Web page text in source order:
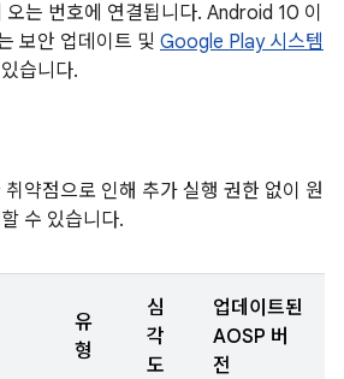
는 번호에 연결됩니다. Android 10 이
보안 업데이트 및 Google Play 시스템
습니다.
약점으로 인해 추가 실행 권한 없이 원
수 있습니다.
유
형
심
각
도
업데이트된
AOSP 버
전